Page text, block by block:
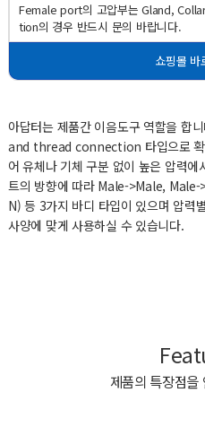
Female port의 고압부는 Gland,
tion의 경우 반드시 문의 바랍니다.
쇼핑몰
아답터는 제품간 이음도구 역할을 합
and thread connection 타입으로 확
어 유체나 기체 구분 없이 높은 압력
트의 방향에 따라 Male->Male,
N) 등 3가지 바디 타입이 있으며 압력
사양에 맞게 사용하실 수 있습니다.
제품의 특장점을